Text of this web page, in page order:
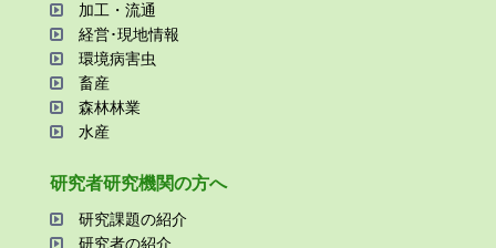
加⼯・流通
経営･現地情報
環境病害⾍
畜産
森林林業
⽔産
研究者研究機関の⽅へ
研究課題の紹介
研究者の紹介